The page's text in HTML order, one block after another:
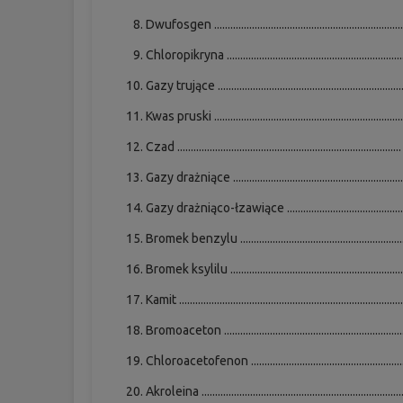
Dwufosgen
Chloropikryna
Gazy trujące
Kwas pruski
Czad
Gazy drażniące
Gazy drażniąco-łzawiące
Bromek benzylu
Bromek ksylilu
Kamit
Bromoaceton
Chloroacetofenon
Akroleina